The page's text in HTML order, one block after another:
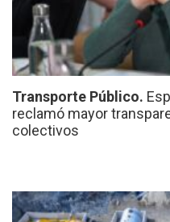
Transporte Público.
reclamó mayor
colectivos